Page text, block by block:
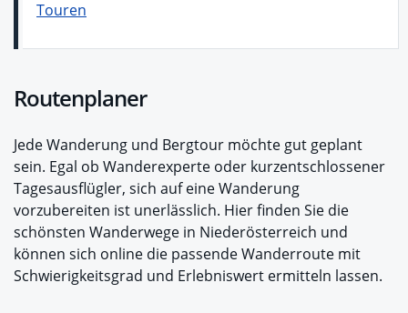
Touren
Routenplaner
Jede Wanderung und Bergtour möchte gut geplant
sein. Egal ob Wanderexperte oder kurzentschlossener
Tagesausflügler, sich auf eine Wanderung
vorzubereiten ist unerlässlich. Hier finden Sie die
schönsten Wanderwege in Niederösterreich und
können sich online die passende Wanderroute mit
Schwierigkeitsgrad und Erlebniswert ermitteln lassen.